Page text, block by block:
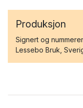
Produksjon
Signert og
Lessebo Bruk,